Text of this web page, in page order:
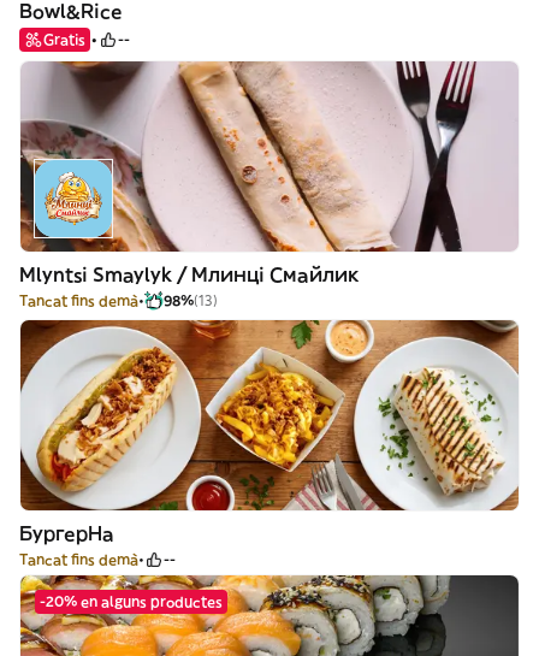
Bowl&Rice
Gratis --
Mlyntsi Smaylyk / Млинці Смайлик
Tancat fins demà 98%(13)
БургерНа
Tancat fins demà --
-20% en alguns productes